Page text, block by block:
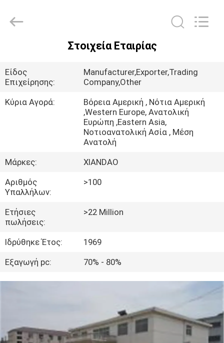
ΠΡΟΪΌΝΤΑ
ΓΎΡΟΣ
ΕΡΓΟΣΤΑΣΊΩΝ
ΠΟΙΟΤΙΚΌΣ
ΈΛΕΓΧΟΣ
ΜΑΣ
ΕΛΆΤΕ
ΜΕ
Technology
Στοιχεία Εταιρίας
Είδος
Επιχείρησης:
Manufacturer,Exporter,Trading
Company,Other
Κύρια Αγορά:
Βόρεια Αμερική , Νότια Αμερική
,Western Europe, Ανατολική
Ευρώπη ,Eastern Asia,
Νοτιοανατολική Ασία , Μέση
Ανατολή
Μάρκες:
XIANDAO
Αριθμός
Υπαλλήλων:
>100
Ετήσιες
πωλήσεις:
>22 Million
Ιδρύθηκε Έτος:
1969
Εξαγωγή pc:
70% - 80%